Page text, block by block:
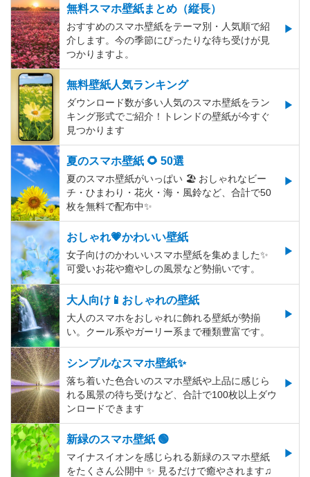
無料スマホ壁紙まとめ（縦長）
おすすめのスマホ壁紙をテーマ別・人気順で紹
介します。今の季節にぴったりな待ち受けが見
つかりますよ。
無料壁紙人気ランキング
ダウンロード数が多い人気のスマホ壁紙をラン
キング形式でご紹介！トレンドの壁紙が今すぐ
見つかります
夏のスマホ壁紙 🌻 50選
夏のスマホ壁紙がいっぱい 🏖 おしゃれなビー
チ・ひまわり・花火・海・風鈴など、合計で50
枚を無料で配布中✨
おしゃれ💗かわいい壁紙
女子向けのかわいいスマホ壁紙を集めました✨
可愛いお花や癒やしの風景など勢揃いです。
大人向け📱おしゃれの壁紙
大人のスマホをおしゃれに飾れる壁紙が勢揃
い。クール系やガーリー系まで種類豊富です。
シンプルなスマホ壁紙✨
落ち着いた色合いのスマホ壁紙や上品に感じら
れる風景の待ち受けなど、合計で100枚以上ダウ
ンロードできます
新緑のスマホ壁紙 🟢
マイナスイオンを感じられる新緑のスマホ壁紙
をたくさん公開中 ✨ 見るだけで癒やされます♫